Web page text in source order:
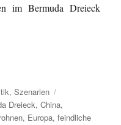
im Bermuda Dreieck
,Szenarien
Dreieck,China,
, Europa,feindliche